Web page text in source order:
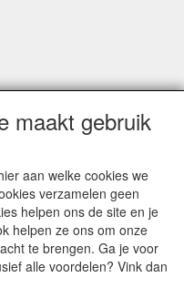
gewicht, verstuurd
anders vermeldt
maakt gebruik
aan welke cookies we
verzamelen geen
helpen ons de site en je
helpen ze ons om onze
te brengen. Ga je voor
alle voordelen? Vink dan